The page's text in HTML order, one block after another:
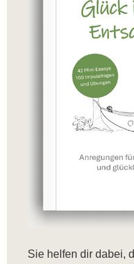
Sie helfen dir dabei,